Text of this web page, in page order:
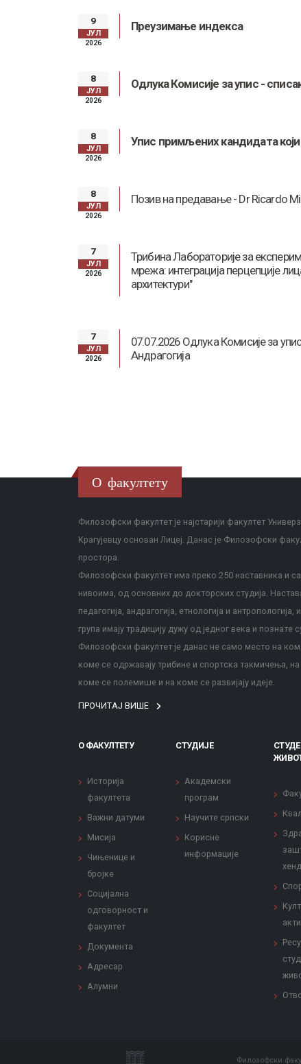
9
ЈУЛ
2026
Преузимање индекса
8
ЈУЛ
2026
Одлука Комисије за упис -
8
ЈУЛ
2026
Упис примљених кандидата који
8
ЈУЛ
2026
Позив на предавање - Dr Ricardo
7
ЈУЛ
2026
Трибина Лабораторије за
мрежа: интеграција перцепције
архитектури"
7
ЈУЛ
2026
07.07.2026 Одлука Комисије за
Андрагогија
О факултету
Филозофски факултет је најстарији факултет
Крагујевцу основан Лицеј. Данас је Филозофски
простора.
Филозофски факултет има преко 250 наставника и
нивоима, од основних до докторских студија.
педагогија, андрагогија, етнологија и
група имају традицију дужу од једног века и познате
Филозофски факултет је данас не само место на
коме се одржавају трибине и спортска такмичења,
коме се полемише и на коме се развијају идеје.
ПРОЧИТАЈ ВИШЕ
О ФАКУЛТЕТУ
Историја
факултета
Важни датуми
Мисија
Чињенице и
бројке
Социјална
одговорност и
факултет
Документа
Адресар
Алумни
СТУДИЈЕ
Академски
програм
Научите српски
Корисне
информације
Филозофски